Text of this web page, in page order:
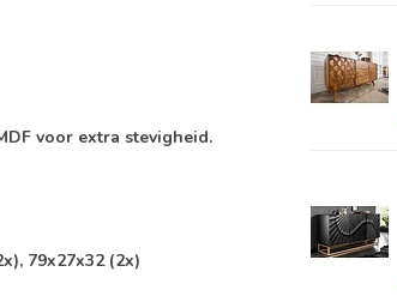
voor extra stevigheid.
79x27x32 (2x)